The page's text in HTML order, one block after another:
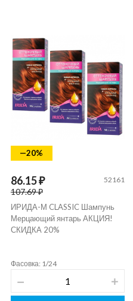
—20%
86.15 ₽
107.69 ₽
52161
ИРИДА-М CLASSIC Шампунь
Мерцающий янтарь АКЦИЯ!
СКИДКА 20%
Фасовка: 1/24